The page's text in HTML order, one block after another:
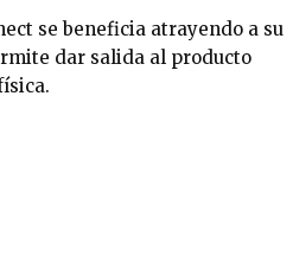
se beneficia atrayendo a su
dar salida al producto